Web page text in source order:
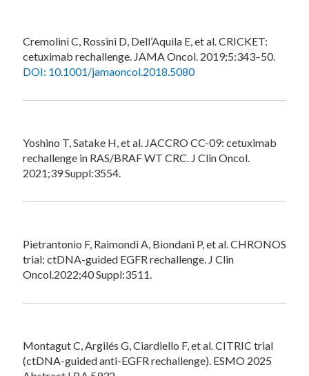
Cremolini C, Rossini D, Dell’Aquila E, et al. CRICKET:
cetuximab rechallenge. JAMA Oncol. 2019;5:343–50.
DOI: 10.1001/jamaoncol.2018.5080
Yoshino T, Satake H, et al. JACCRO CC-09: cetuximab
rechallenge in RAS/BRAF WT CRC. J Clin Oncol.
2021;39 Suppl:3554.
Pietrantonio F, Raimondi A, Biondani P, et al. CHRONOS
trial: ctDNA-guided EGFR rechallenge. J Clin
Oncol.2022;40 Suppl:3511.
Montagut C, Argilés G, Ciardiello F, et al. CITRIC trial
(ctDNA-guided anti-EGFR rechallenge). ESMO 2025